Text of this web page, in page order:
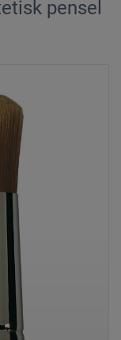
pensel